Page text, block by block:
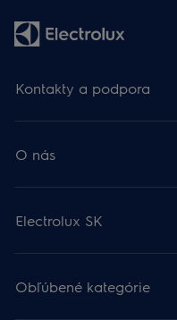
Kontakty a podpora
O nás
Electrolux SK
Obľúbené kategórie